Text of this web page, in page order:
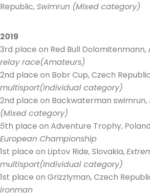
Republic,Swimrun (Mixed category)
2019
3rd place on Red Bull Dolomitenmann,
relay race(Amateurs)
2nd place on Bobr Cup, Czech
multisport(Individual category)
2nd place on Backwaterman swimrun,
(Mixed category)
5th place on Adventure Trophy,
European Championship
1st place on Liptov Ride, Slovakia,
multisport(Individual category)
1st place on Grizzlyman, Czech
ironman